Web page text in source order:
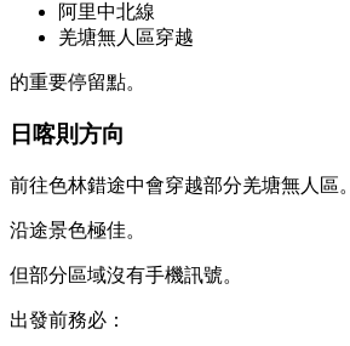
阿里中北線
羌塘無人區穿越
的重要停留點。
日喀則方向
前往色林錯途中會穿越部分羌塘無人區。
沿途景色極佳。
但部分區域沒有手機訊號。
出發前務必：